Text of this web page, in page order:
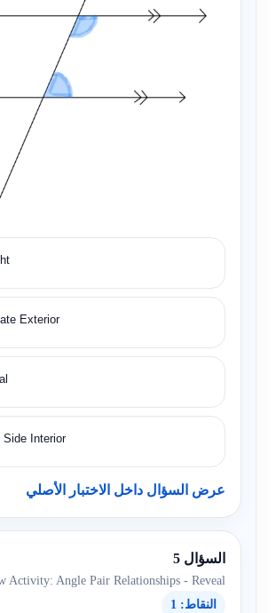
Exterior
Side Interior
عرض السؤال داخل الاختبار الأصلي
السؤال 5
Activity: Angle Pair Relationships - Reveal
النقاط: 1